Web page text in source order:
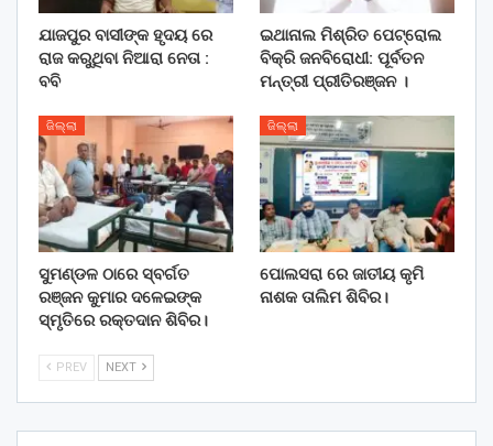
ଯାଜପୁର ବାସୀଙ୍କ ହୃଦୟ ରେ
ରାଜ କରୁଥିବା ନିଆରା ନେତା :
ବବି
ଇଥାନାଲ ମିଶ୍ରିତ ପେଟ୍ରୋଲ
ବିକ୍ରି ଜନବିରୋଧୀ: ପୂର୍ବତନ
ମନ୍ତ୍ରୀ ପ୍ରୀତିରଞ୍ଜନ ।
ଜିଲ୍ଲା
ସୁମଣ୍ଡଳ ଠାରେ ସ୍ବର୍ଗତ
ରଞ୍ଜନ କୁମାର ଦଳେଇଙ୍କ
ସ୍ମୃତିରେ ରକ୍ତଦାନ ଶିବିର।
ଜିଲ୍ଲା
ପୋଲସରା ରେ ଜାତୀୟ କୃମି
ନାଶକ ତାଲିମ ଶିବିର।
PREV NEXT